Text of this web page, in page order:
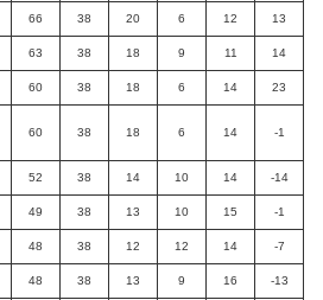
66 38 20 6 12 13
63 38 18 9 11 14
60 38 18 6 14 23
60 38 18 6 14 -1
52 38 14 10 14 -14
49 38 13 10 15 -1
48 38 12 12 14 -7
48 38 13 9 16 -13